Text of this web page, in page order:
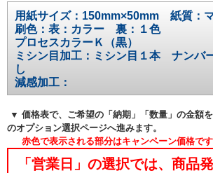
用紙サイズ：150mm×50mm 紙質：
刷色：表：カラー 裏：１色
プロセスカラーＫ（黒）
ミシン目加工：ミシン目１本 ナンバ
し
減感加工：
▼ 価格表で、ご希望の「納期」「数量」の金額
のオプション選択ページへ進みます。
赤色で表示される部分はキャンペーン価格です
「営業日」の選択では、商品